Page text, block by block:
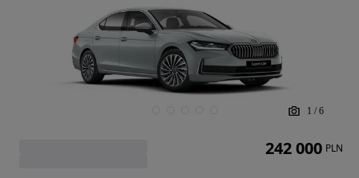
1 / 6
242 000 PLN